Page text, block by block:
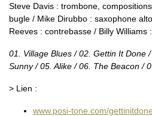
Steve Davis : trombone,
bugle / Mike Dirubbo : saxophone
Reeves : contrebasse / Billy Williams
01. Village Blues / 02. Gettin It Done
Sunny / 05. Alike / 06. The Beacon /
> Lien :
www.posi-tone.com/gettinitdone